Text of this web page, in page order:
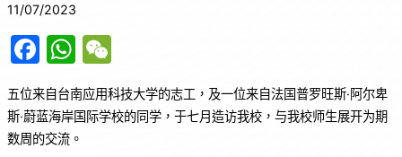
11/07/2023
F
c
e
W
at
s
C
h
五位来自台南应用科技大学的志工，及一位来自法国普罗旺斯·阿尔卑
斯·蔚蓝海岸国际学校的同学，于七月造访我校，与我校师生展开为期
数周的交流。